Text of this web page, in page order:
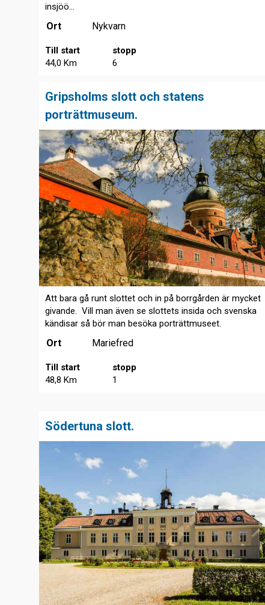
insjöö...
Ort Nykvarn
Till start
44,0 Km
stopp
6
Gripsholms slott och statens
porträttmuseum.
Att bara gå runt slottet och in på borrgården är mycket
givande. Vill man även se slottets insida och svenska
kändisar så bör man besöka porträttmuseet.
Ort Mariefred
Till start
48,8 Km
stopp
1
Södertuna slott.